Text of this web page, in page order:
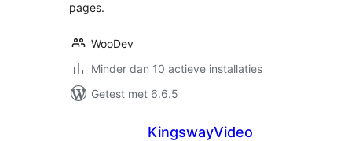
pages.
WooDev
Minder dan 10 actieve installaties
Getest met 6.6.5
KingswayVideo